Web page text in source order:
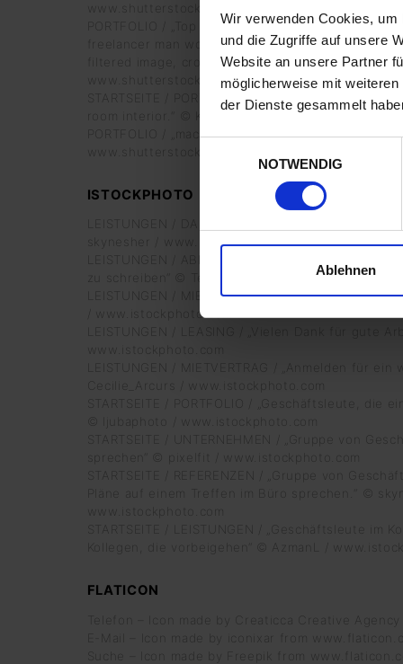
Wir verwenden Cookies,
und die Zugriffe auf unsere
Website an unsere Partner
möglicherweise mit
der Dienste gesammelt
NOTWENDIG
Ablehnen
www.shutterstock.de
PORTFOLIO / „Top view shot with male hands
freelancer man working with digital computer on
filtered image, cross process, flare sun light“ ©
www.shutterstock.de
STARTSEITE / PORTFOLIO / LEISTUNGEN /
room interior.“ © Kristina Postnikova /
PORTFOLIO / „machines at the gym room“ ©
www.shutterstock.de
ISTOCKPHOTO
skynesher / www.istockphoto.com
zu schreiben“ © Tero Vesalainen /
LEISTUNGEN / MIETKAUF / „Paar Umzug in
/ www.istockphoto.com
www.istockphoto.com
LEISTUNGEN / MIETVERTRAG / „Anmelden für
Cecilie_Arcurs / www.istockphoto.com
STARTSEITE / PORTFOLIO / „Geschäftsleute, die
© ljubaphoto / www.istockphoto.com
STARTSEITE / UNTERNEHMEN / „Gruppe von
sprechen“ © pixelfit / www.istockphoto.com
STARTSEITE / REFERENZEN / „Gruppe von
Pläne auf einem Treffen im Büro sprechen.“ ©
www.istockphoto.com
STARTSEITE / LEISTUNGEN / „Geschäftsleute im
Kollegen, die vorbeigehen“ © AzmanL /
FLATICON
Telefon – Icon made by Creaticca Creative
E-Mail – Icon made by iconixar from
Suche – Icon made by Freepik from